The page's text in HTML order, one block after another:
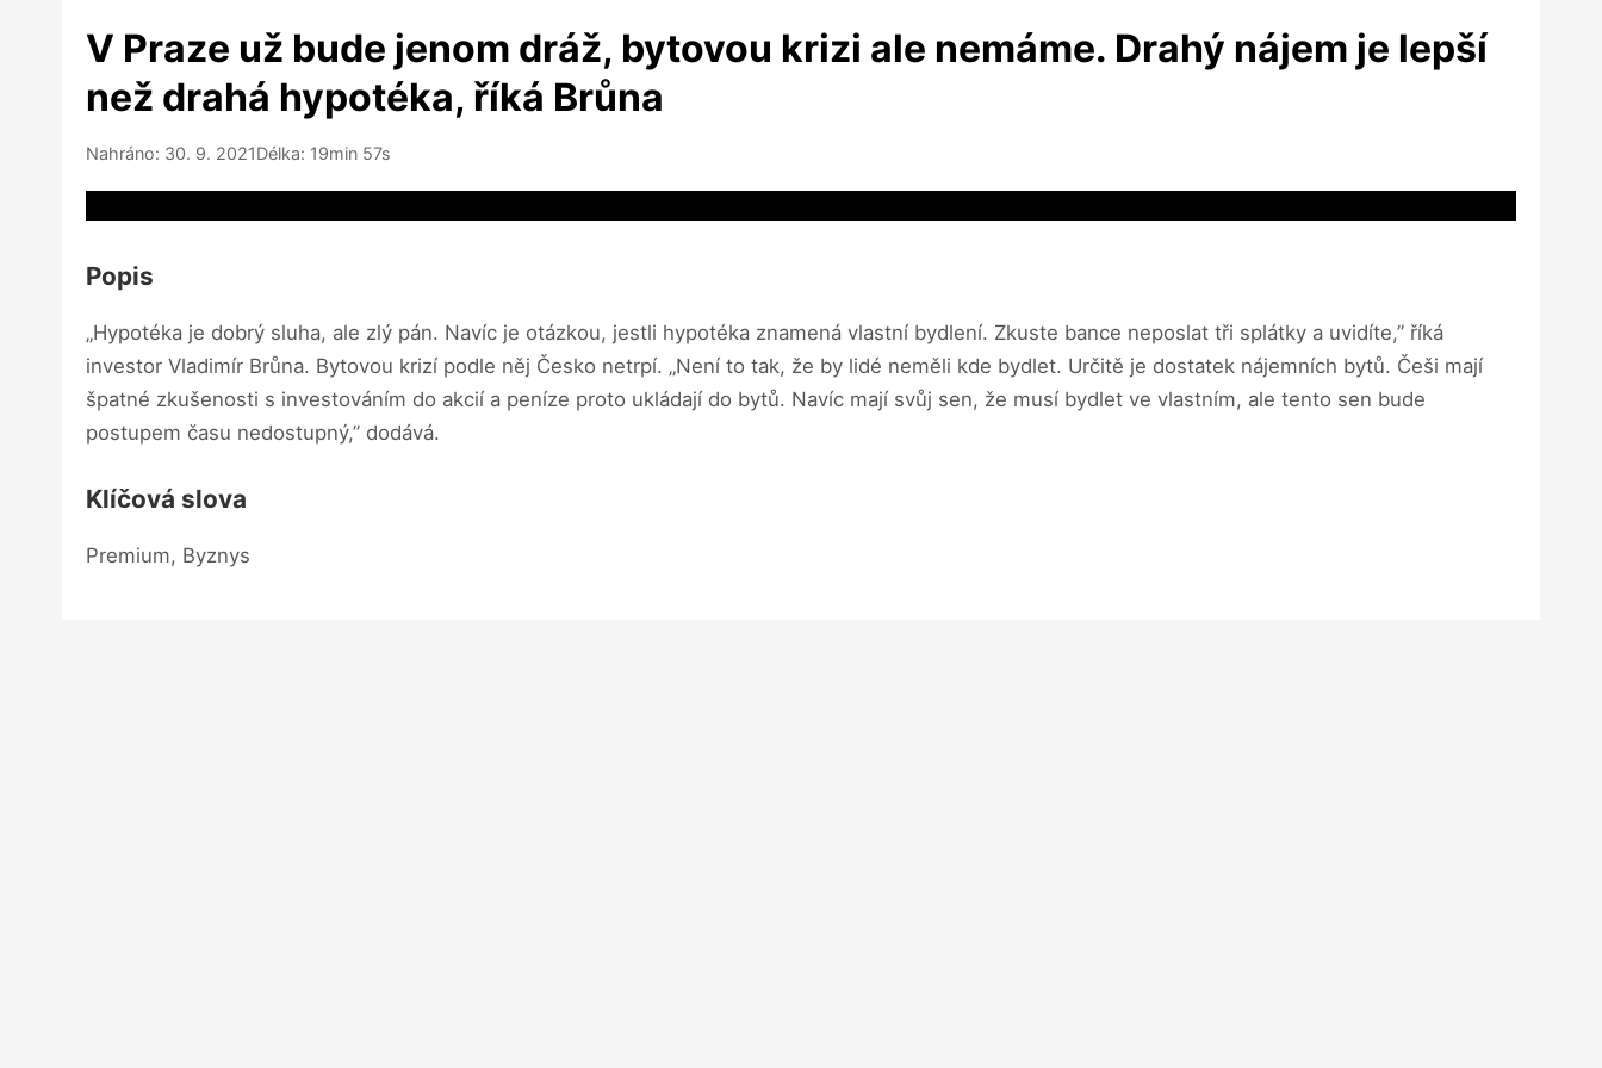
V Praze už bude jenom dráž, bytovou krizi ale nemáme. Drahý nájem je lepší
než drahá hypotéka, říká Brůna
Nahráno: 30. 9. 2021Délka: 19min 57s
Popis
„Hypotéka je dobrý sluha, ale zlý pán. Navíc je otázkou, jestli hypotéka znamená vlastní bydlení. Zkuste bance neposlat tři splátky a uvidíte,” říká
investor Vladimír Brůna. Bytovou krizí podle něj Česko netrpí. „Není to tak, že by lidé neměli kde bydlet. Určitě je dostatek nájemních bytů. Češi mají
špatné zkušenosti s investováním do akcií a peníze proto ukládají do bytů. Navíc mají svůj sen, že musí bydlet ve vlastním, ale tento sen bude
postupem času nedostupný,” dodává.
Klíčová slova
Premium, Byznys